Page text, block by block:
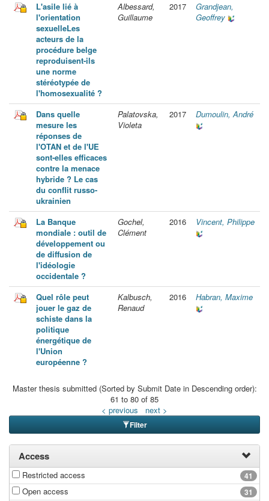
L'asile lié à
l'orientation
sexuelleLes
acteurs de la
procédure belge
reproduisent-ils
une norme
stéréotypée de
l'homosexualité ?
Albessard,
Guillaume
2017
Grandjean,
Geoffrey
Dans quelle
mesure les
réponses de
l'OTAN et de l'UE
sont-elles efficaces
contre la menace
hybride ? Le cas
du conflit russo-
ukrainien
Palatovska,
Violeta
2017 Dumoulin, André
La Banque
mondiale : outil de
développement ou
de diffusion de
l'idéologie
occidentale ?
Gochel,
Clément
2016 Vincent, Philippe
Quel rôle peut
jouer le gaz de
schiste dans la
politique
énergétique de
l'Union
européenne ?
Kalbusch,
Renaud
2016 Habran, Maxime
Master thesis submitted (Sorted by Submit Date in Descending order):
61 to 80 of 85
< previous
next >
Filter
Access
41
Restricted access
31
Open access